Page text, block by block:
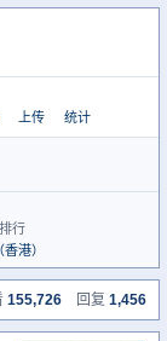
上传 统计
行
港）
» 我的经典收藏——批
155,726 回复 1,456